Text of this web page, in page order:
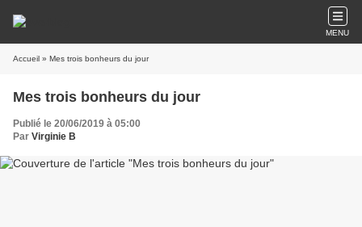
MENU
Accueil » Mes trois bonheurs du jour
Mes trois bonheurs du jour
Publié le 20/06/2019 à 05:00
Par Virginie B